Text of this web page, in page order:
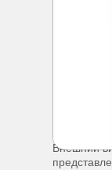
Внешний